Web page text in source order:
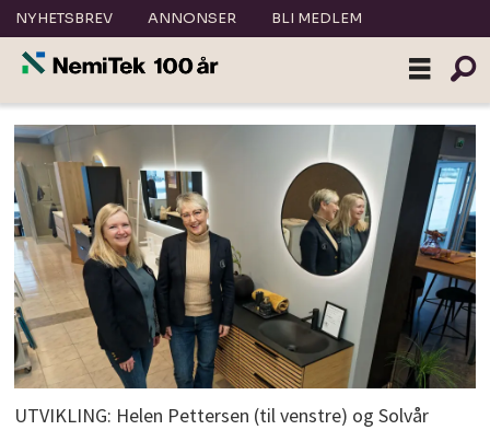
NYHETSBREV ANNONSER BLI MEDLEM
UTVIKLING: Helen Pettersen (til venstre) og Solvår